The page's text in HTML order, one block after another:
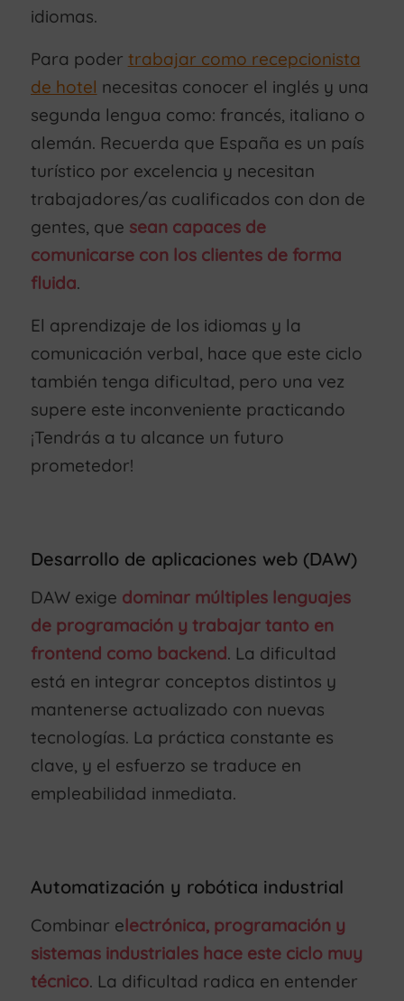
idiomas.
Para poder trabajar como recepcionista
de hotel necesitas conocer el inglés y una
segunda lengua como: francés, italiano o
alemán. Recuerda que España es un país
turístico por excelencia y necesitan
trabajadores/as cualificados con don de
gentes, que sean capaces de
comunicarse con los clientes de forma
fluida.
El aprendizaje de los idiomas y la
comunicación verbal, hace que este ciclo
también tenga dificultad, pero una vez
supere este inconveniente practicando
¡Tendrás a tu alcance un futuro
prometedor!
Desarrollo de aplicaciones web (DAW)
DAW exige dominar múltiples lenguajes
de programación y trabajar tanto en
frontend como backend. La dificultad
está en integrar conceptos distintos y
mantenerse actualizado con nuevas
tecnologías. La práctica constante es
clave, y el esfuerzo se traduce en
empleabilidad inmediata.
Automatización y robótica industrial
Combinar electrónica, programación y
sistemas industriales hace este ciclo muy
técnico. La dificultad radica en entender